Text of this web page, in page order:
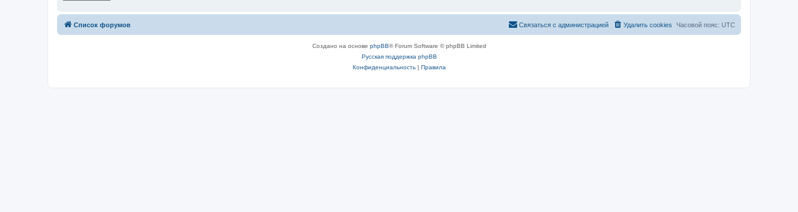
Список форумов Часовой пояс: UTC
Удалить cookies
Связаться с администрацией
Создано на основе phpBB® Forum Software © phpBB Limited
Русская поддержка phpBB
Конфиденциальность| Правила